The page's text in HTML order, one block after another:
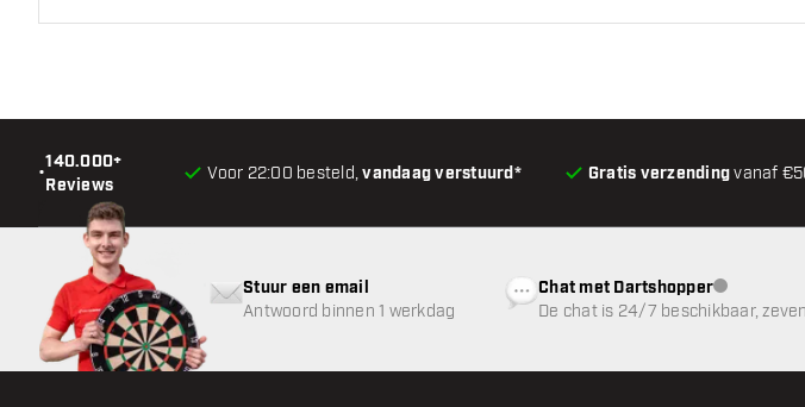
•
140.000+
Reviews
Voor 22:00 besteld,vandaag verstuurd* Gratis verzendingvanaf
Stuur een email
Antwoord binnen 1 werkdag
Chat met Dartshopper
De chat is 24/7 beschikbaar,